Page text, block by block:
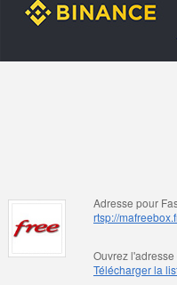
Adresse pour
rtsp://
Ouvrez
Télécharger la